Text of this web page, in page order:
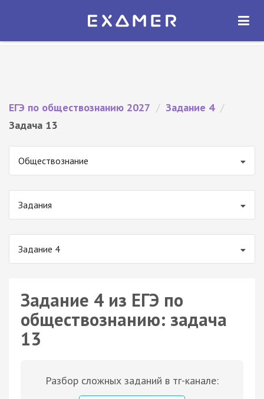
Экзамер — ЕГЭ 2027
ОТКРЫТЬ
ЕГЭ по обществознанию 2027 / Задание 4 /
Задача 13
Обществознание
Задания
Задание 4
Задание 4 из ЕГЭ по
обществознанию: задача
13
Разбор сложных заданий в тг-канале: